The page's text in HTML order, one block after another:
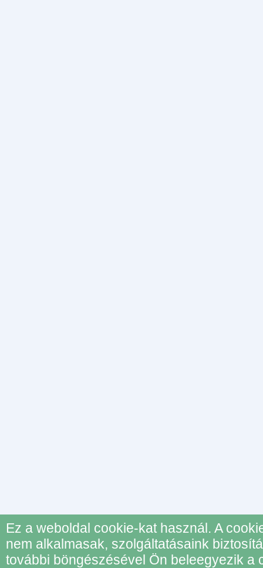
Ez a weboldal cookie-kat használ. A
nem alkalmasak, szolgáltatásaink
további böngészésével Ön beleegyezik a